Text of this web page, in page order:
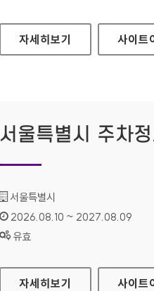
서울특별시 동부병원
자세히보기 사이트
서울특별시 주차
기관명 :
서울특별시
인증기간 :
2026.08.10 ~ 2027.08.09
상태 :
유효
서울특별시 주차정보안내시
자세히보기 사이트